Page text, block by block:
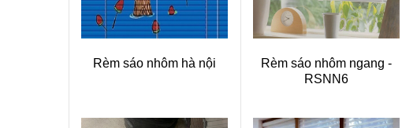
Rèm sáo nhôm hà nội
Rèm sáo nhôm ngang -
RSNN6